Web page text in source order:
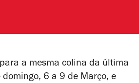
a mesma colina da última
6 a 9 de Março, e